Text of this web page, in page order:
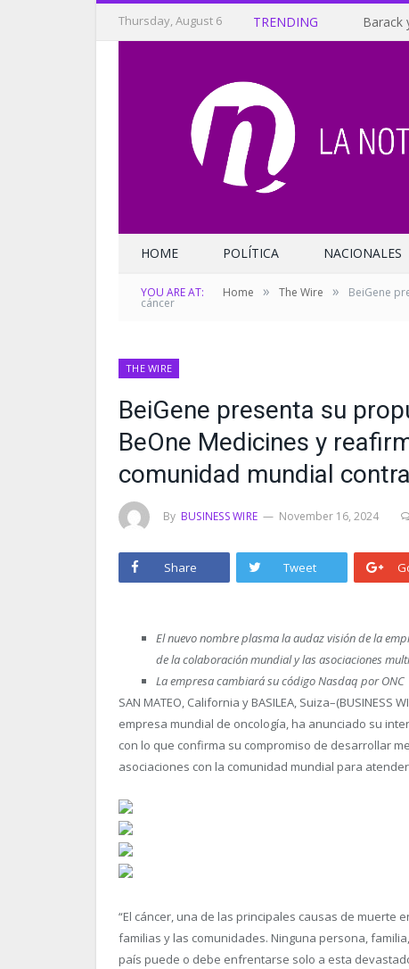
Thursday, August 6 TRENDING Barack
HOME POLÍTICA NACIONALES
YOU ARE AT: Home » The Wire » BeiGene
cáncer
THE WIRE
BeiGene presenta su
BeOne Medicines y
comunidad mundial
By BUSINESS WIRE November 16, 2024
Share Tweet
El nuevo nombre plasma la audaz visión de la
de la colaboración mundial y las asociaciones
La empresa cambiará su código Nasdaq por ONC
SAN MATEO, California y BASILEA, Suiza–(BUSINESS
empresa mundial de oncología, ha anunciado su
con lo que confirma su compromiso de desarrollar
asociaciones con la comunidad mundial para
“El cáncer, una de las principales causas de muerte
familias y las comunidades. Ninguna persona,
país puede o debe enfrentarse solo a esta